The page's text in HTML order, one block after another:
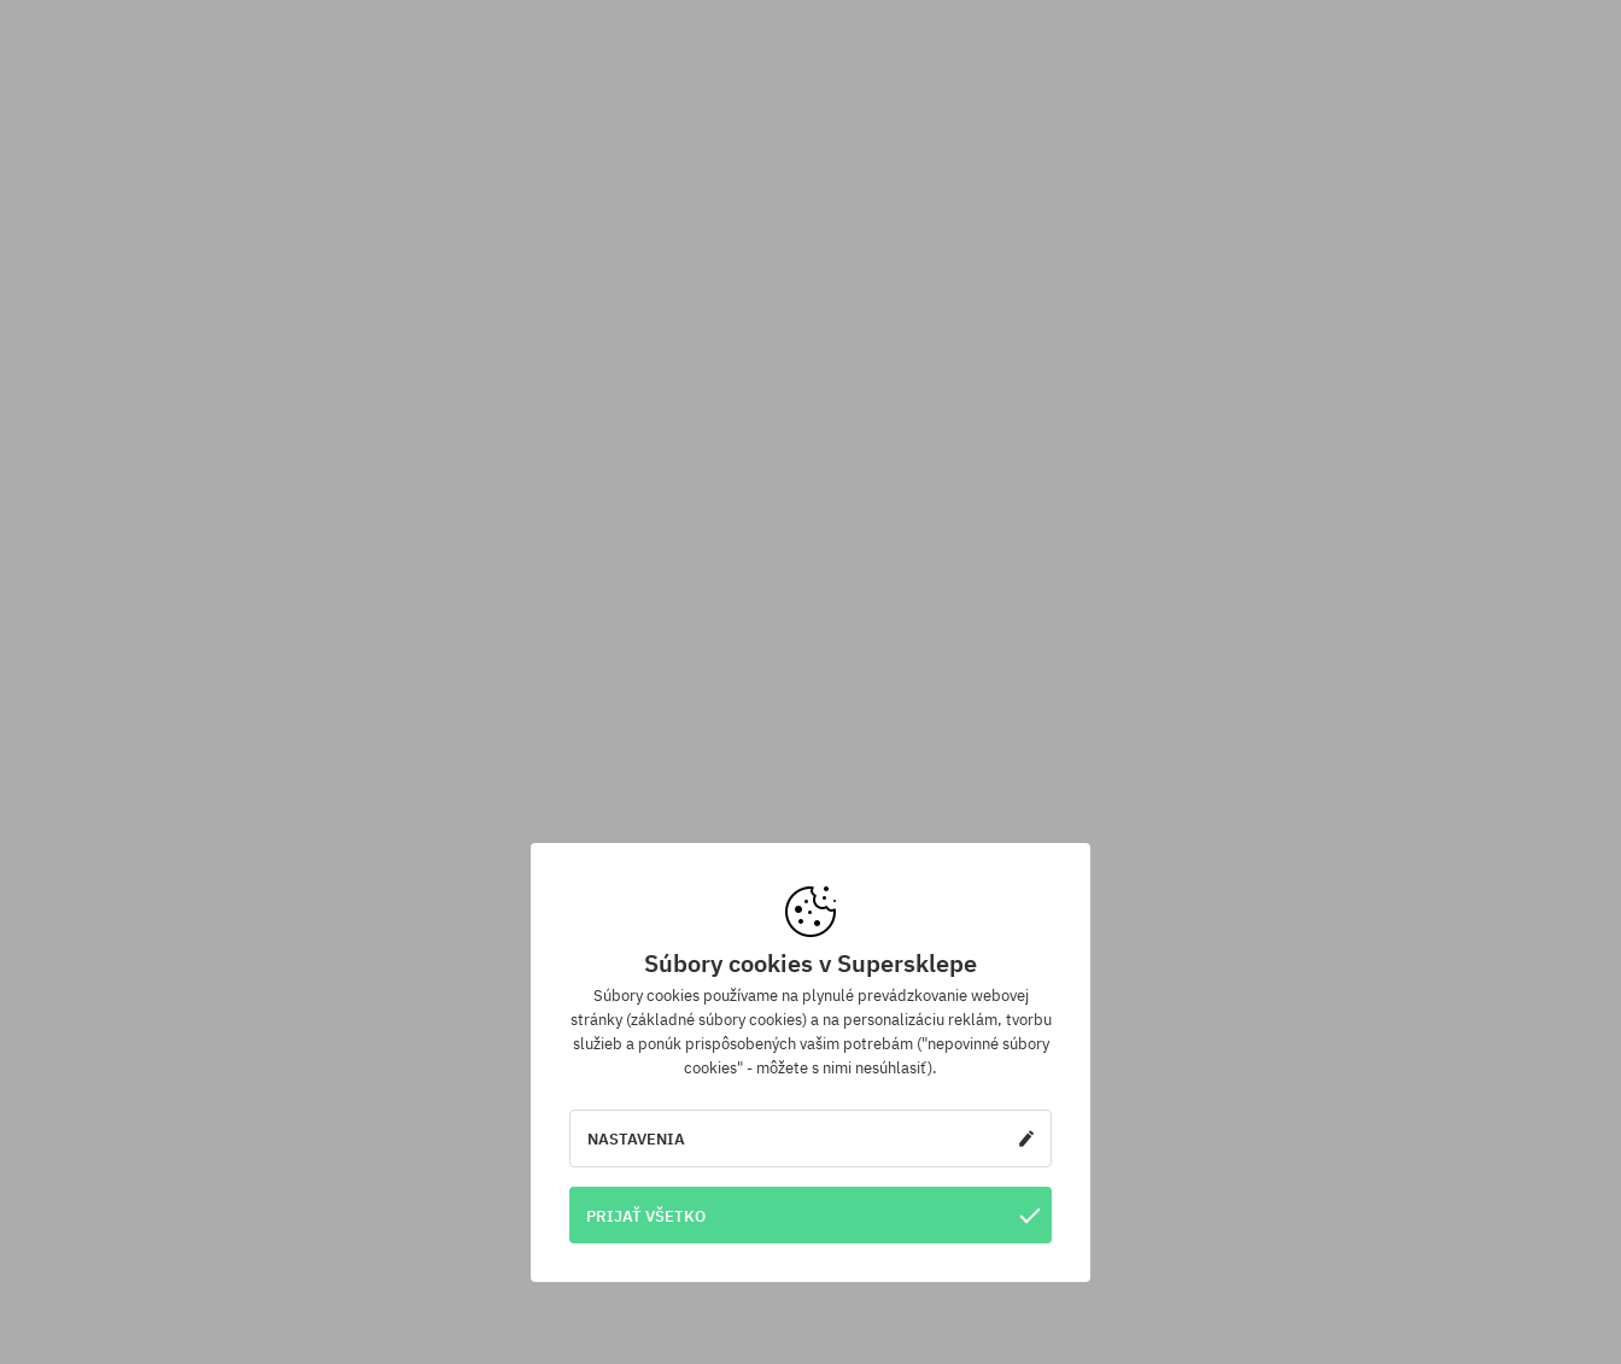
Súbory cookies v Supersklepe
Súbory cookies používame na plynulé prevádzkovanie webovej
stránky (základné súbory cookies) a na personalizáciu reklám, tvorbu
služieb a ponúk prispôsobených vašim potrebám ("nepovinné súbory
cookies" - môžete s nimi nesúhlasiť).
NASTAVENIA
PRIJAŤ VŠETKO